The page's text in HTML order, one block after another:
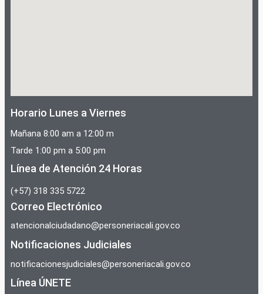
Horario Lunes a Viernes
Mañana 8:00 am a 12:00 m
Tarde 1:00 pm a 5:00 pm
Línea de Atención 24 Horas
(+57) 318 335 5722
Correo Electrónico
atencionalciudadano@personeriacali.gov.co
Notificaciones Judiciales
notificacionesjudiciales@personeriacali.gov.co
Línea ÚNETE